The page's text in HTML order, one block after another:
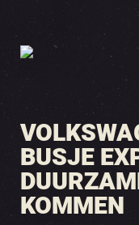
BUSJE
KOMMEN